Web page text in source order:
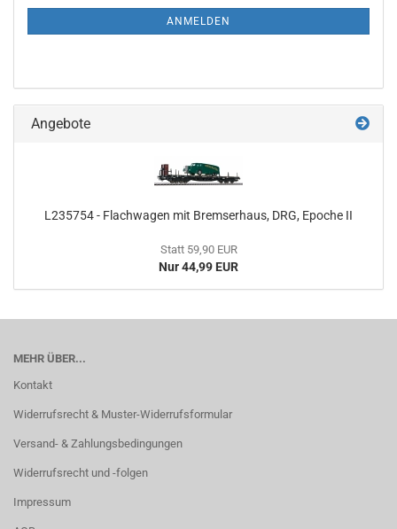
ANMELDEN
Angebote
L235754 - Flachwagen mit Bremserhaus, DRG, Epoche II
Statt 59,90 EUR
Nur 44,99 EUR
MEHR ÜBER...
Kontakt
Widerrufsrecht & Muster-Widerrufsformular
Versand- & Zahlungsbedingungen
Widerrufsrecht und -folgen
Impressum